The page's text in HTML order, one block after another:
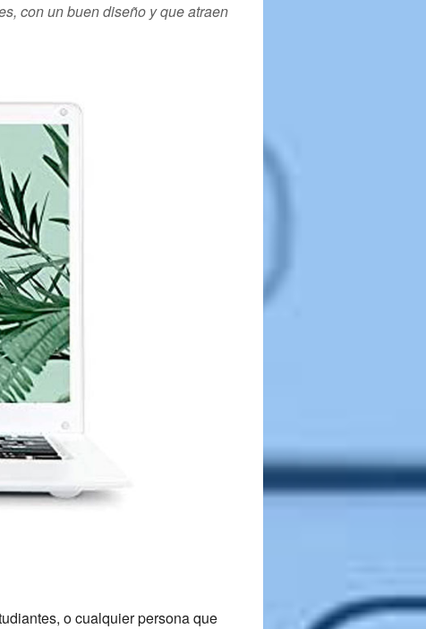
con un buen diseño y que atraen
o cualquier persona que